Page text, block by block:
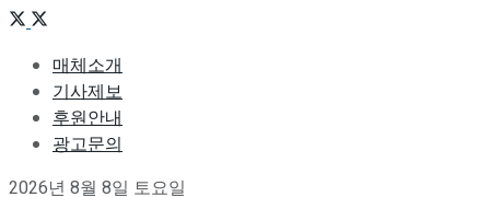
매체소개
기사제보
후원안내
광고문의
2026년 8월 8일 토요일